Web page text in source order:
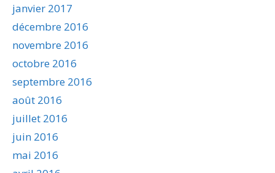
janvier 2017
décembre 2016
novembre 2016
octobre 2016
septembre 2016
août 2016
juillet 2016
juin 2016
mai 2016